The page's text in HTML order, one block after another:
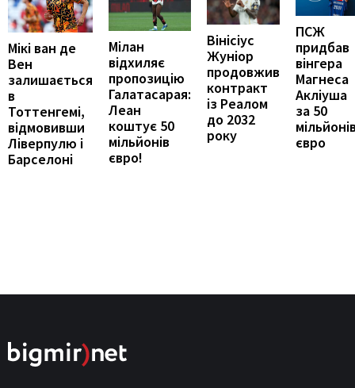
Мікі ван де
Вен
залишається
в
Тоттенгемі,
відмовивши
Ліверпулю і
Барселоні
Мілан
відхиляє
пропозицію
Галатасарая:
Леан
коштує 50
мільйонів
євро!
Вінісіус
Жуніор
продовжив
контракт
із Реалом
до 2032
року
ПСЖ
придбав
вінгера
Магнеса
Акліуша
за 50
євро